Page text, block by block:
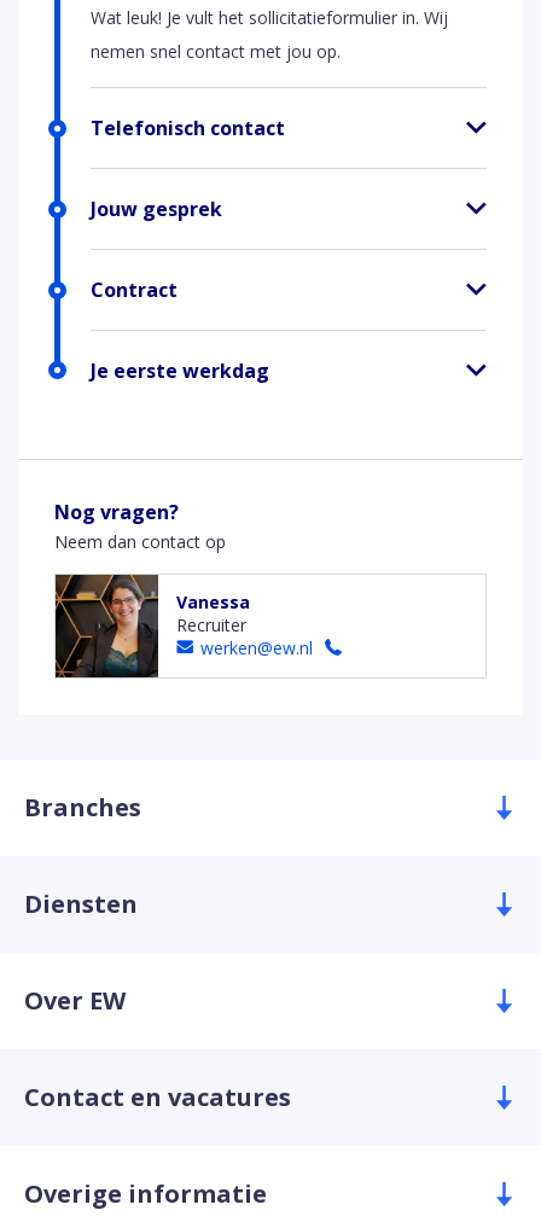
Wat leuk! Je vult het sollicitatieformulier in. Wij
nemen snel contact met jou op.
Telefonisch contact
Jouw gesprek
Contract
Je eerste werkdag
Nog vragen?
Neem dan contact op
Vanessa
Recruiter
werken@ew.nl
Branches
Diensten
Over EW
Contact en vacatures
Overige informatie